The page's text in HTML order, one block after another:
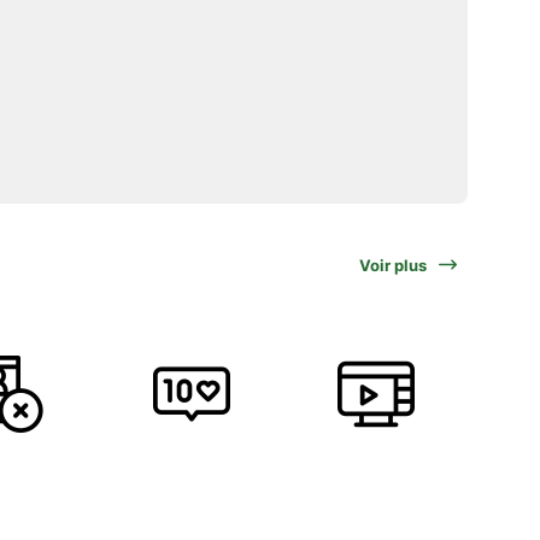
Voir plus